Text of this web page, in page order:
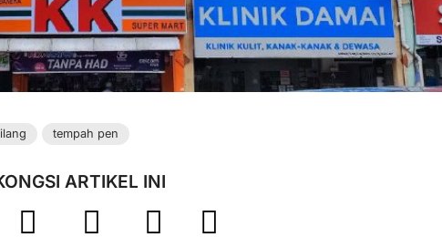
tempah pen
ARTIKEL INI